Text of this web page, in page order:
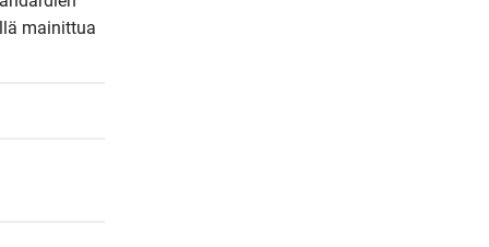
mainittua